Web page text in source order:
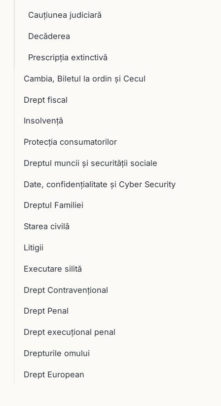
Cauţiunea judiciară
Decăderea
Prescripţia extinctivă
Cambia, Biletul la ordin și Cecul
Drept fiscal
Insolvență
Protecția consumatorilor
Dreptul muncii și securității sociale
Date, confidențialitate și Cyber Security
Dreptul Familiei
Starea civilă
Litigii
Executare silită
Drept Contravențional
Drept Penal
Drept execuţional penal
Drepturile omului
Drept European